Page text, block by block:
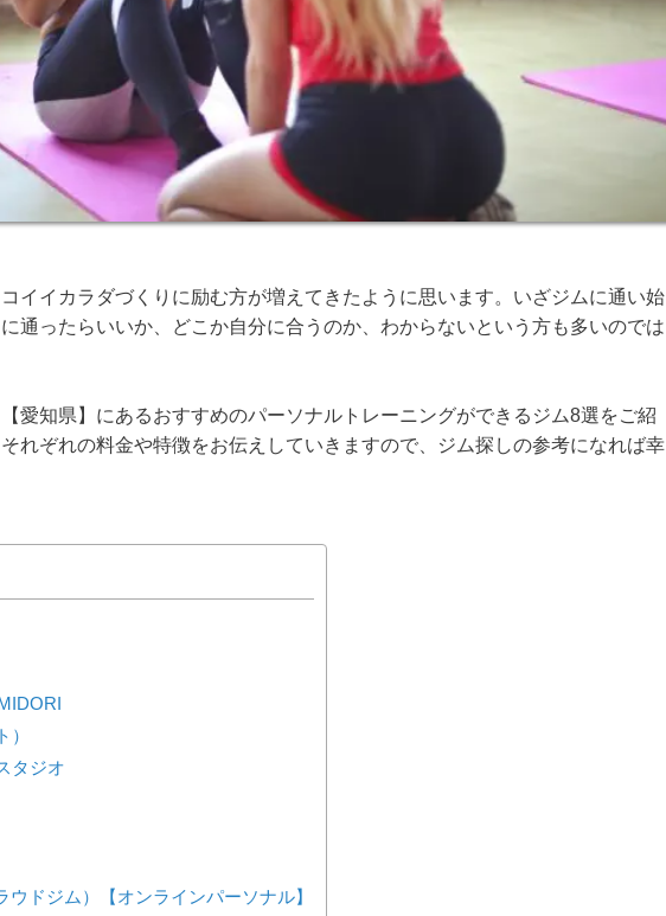
イイカラダづくりに励む方が増えてきたように思います。いざジムに通い始
通ったらいいか、どこか自分に合うのか、わからないという方も多いのでは
愛知県】にあるおすすめのパーソナルトレーニングができるジム8選をご紹
れぞれの料金や特徴をお伝えしていきますので、ジム探しの参考になれば幸
）
タジオ
ドジム）【オンラインパーソナル】